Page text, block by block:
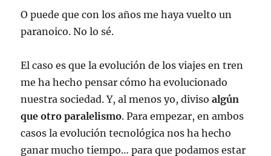
O puede que con los años me haya vuelto un
paranoico. No lo sé.
El caso es que la evolución de los viajes en tren
me ha hecho pensar cómo ha evolucionado
nuestra sociedad. Y, al menos yo, divisoalgún
que otro paralelismo. Para empezar, en ambos
casos la evolución tecnológica nos ha hecho
ganar mucho tiempo… para que podamos estar